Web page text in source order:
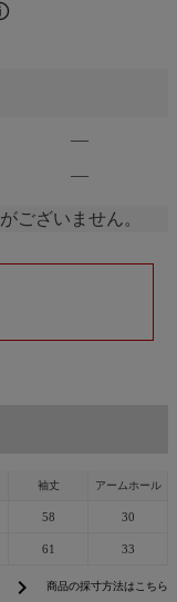
—
—
ございません。
袖丈 アームホール
58 30
61 33
chevron_right 商品の採寸方法はこちら